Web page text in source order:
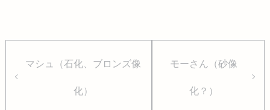
マシュ（石化、ブロンズ像
化）
モーさん（砂像
化？）